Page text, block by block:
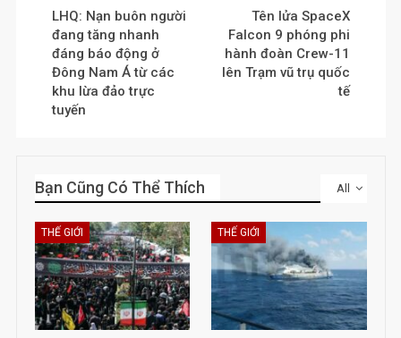
LHQ: Nạn buôn người
đang tăng nhanh
đáng báo động ở
Đông Nam Á từ các
khu lừa đảo trực
tuyến
Tên lửa SpaceX
Falcon 9 phóng phi
hành đoàn Crew-11
lên Trạm vũ trụ quốc
tế
All
Bạn Cũng Có Thể Thích
THẾ GIỚI THẾ GIỚI